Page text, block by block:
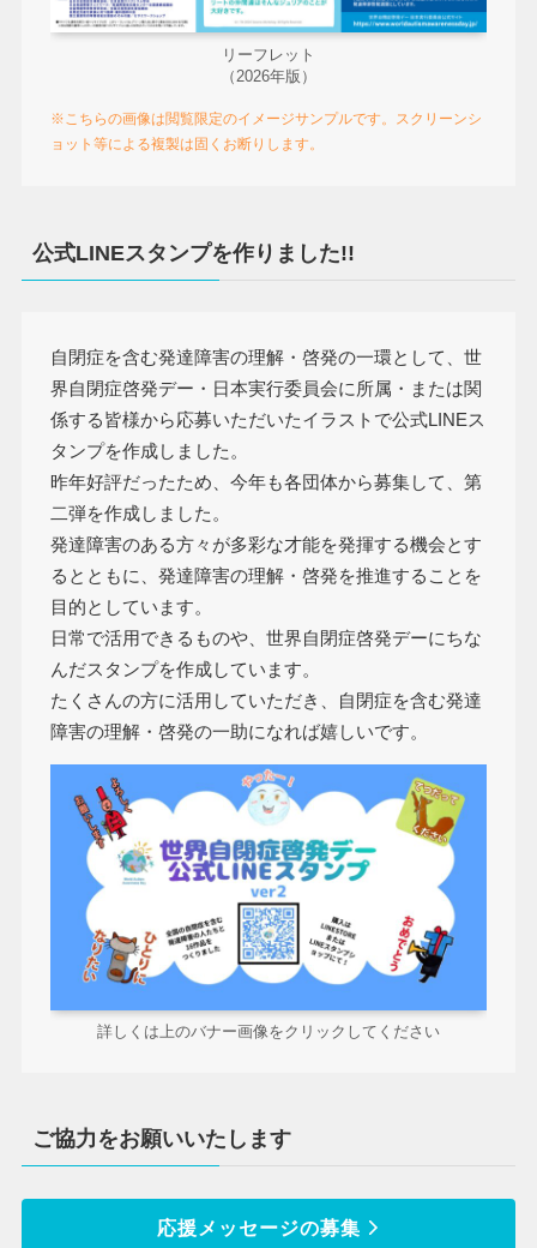
リーフレット
（2026年版）
※こちらの画像は閲覧限定のイメージサンプルです。スクリーンシ
ョット等による複製は固くお断りします。
公式LINEスタンプを作りました!!
自閉症を含む発達障害の理解・啓発の一環として、世
界自閉症啓発デー・日本実行委員会に所属・または関
係する皆様から応募いただいたイラストで公式LINEス
タンプを作成しました。
昨年好評だったため、今年も各団体から募集して、第
二弾を作成しました。
発達障害のある方々が多彩な才能を発揮する機会とす
るとともに、発達障害の理解・啓発を推進することを
目的としています。
日常で活用できるものや、世界自閉症啓発デーにちな
んだスタンプを作成しています。
たくさんの方に活用していただき、自閉症を含む発達
障害の理解・啓発の一助になれば嬉しいです。
詳しくは上のバナー画像をクリックしてください
ご協力をお願いいたします
応援メッセージの募集